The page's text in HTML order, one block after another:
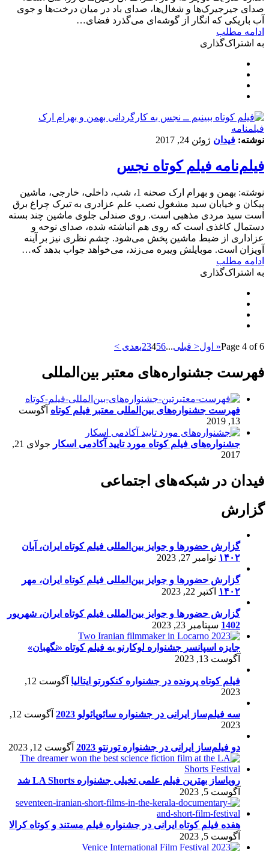
صدای جیرجیرک‌ها و شغال‌ها، صدای باد در میان درخت‌ها و جوی
آب باریکی که انگار از گوشه‌ای می‌گذرد فضای…
ادامه مطلب
به اشتراک‌گذاری
فیلمنامه
نوشته: فیدان ژوئن 24, 2017
فیلم‌نامه فیلم کوتاه نجس
نوشته: بهمن و بهرام ارک صحنه 1، شب، داخلی، خارجی، ماشین
پیکان و خیابان سید مشغول نصب علم عزادری به تیرک چراغ برق
است سید مردی مذهبی است. روی صندلی جلوی ماشین چند بسته
دستمال کاغذی است که روی هم انباشته شده، صدای نوحه و
عزاداری از ضبط ماشین پخش می‌شود. چشم نظری نیز بر آینه
آویزان است. موبایلش ویبره می‌زند، می‌خواهد جواب بدهد که…
ادامه مطلب
به اشتراک‌گذاری
Page 4 of 6« اول< قبلی...
23456 بعدی >
فهرست جشنواره‌های معتبر بین‌المللی
فهرست جشنواره‌های بین‌المللی معتبر فیلم کوتاه آگوست
13, 2019
جشنواره‌های فیلم کوتاه مورد تایید آکادمی اسکار
جولای 21,
2017
فیدان در شبکه‌های اجتماعی
گزارش
گزارش حضورها و جوایز بین‌المللی فیلم کوتاه ایران، آبان
۱۴۰۲ نوامبر 27, 2023
گزارش حضورها و جوایز بین‌المللی فیلم کوتاه ایران، مهر
۱۴۰۲ اکتبر 22, 2023
گزارش حضورها و جوایز بین‌المللی فیلم کوتاه ایران، شهریور
1402 سپتامبر 23, 2023
جایزه اسپانسر جشنواره لوکارنو به فیلم کوتاه «نگهبان»
آگوست 13, 2023
فیلم کوتاه پرونده در جشنواره کنکورتو ایتالیا
آگوست 12,
2023
سه فیلم‌ساز ایرانی در جشنواره سائوپائولو 2023
آگوست 12,
2023
دو فیلم‌ساز ایرانی در جشنواره تورنتو 2023 آگوست 12, 2023
رویاساز بهترین فیلم علمی تخیلی جشنواره LA Shorts شد
آگوست 5, 2023
هفده فیلم کوتاه ایرانی در جشنواره فیلم مستند و کوتاه کرالا
آگوست 5, 2023